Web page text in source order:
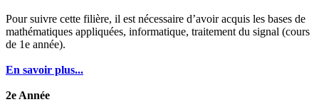
Pour suivre cette filière, il est nécessaire d’avoir acquis les bases de
mathématiques appliquées, informatique, traitement du signal (cours
de 1e année).
En savoir plus...
2e Année